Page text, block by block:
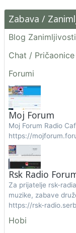
Zabava /
Blog Zanimljivosti
Chat / Pričaonice
Forumi
Moj Forum
Moj Forum Radio
https://
Rsk Radio
Za prijatelje rsk-
muzike, zabave
https://rsk-
Hobi